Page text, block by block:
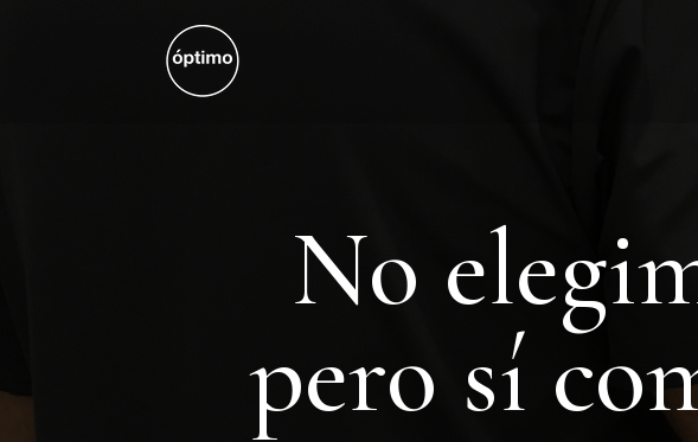
No
pero sí